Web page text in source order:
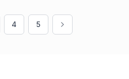
4 5